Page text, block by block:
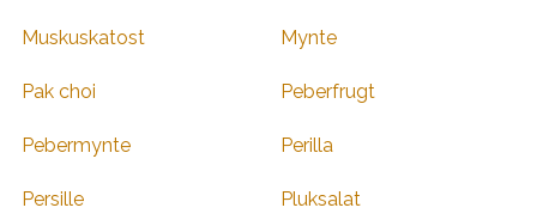
Muskuskatost Mynte
Pak choi Peberfrugt
Pebermynte Perilla
Persille Pluksalat